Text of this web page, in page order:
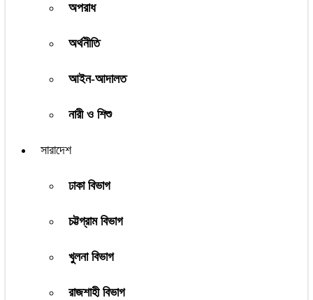
অপরাধ
অর্থনীতি
আইন-আদালত
নারী ও শিশু
সারাদেশ
ঢাকা বিভাগ
চট্টগ্রাম বিভাগ
খুলনা বিভাগ
রাজশাহী বিভাগ